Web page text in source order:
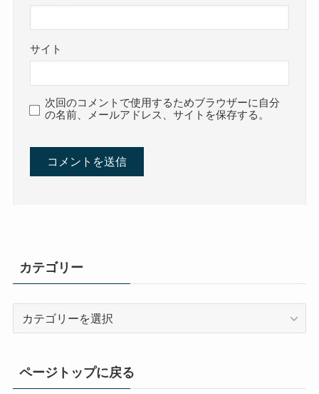
サイト
次回のコメントで使用するためブラウザーに自分
の名前、メールアドレス、サイトを保存する。
カテゴリー
ページトップに戻る